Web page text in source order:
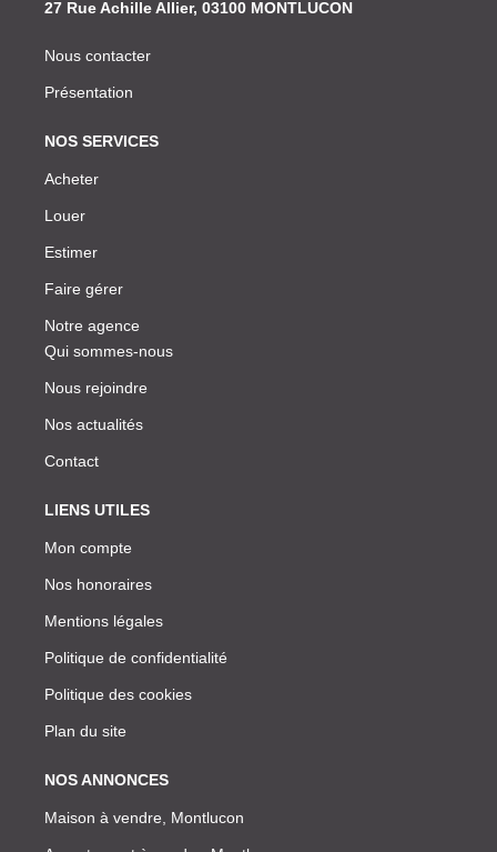
27 Rue Achille Allier, 03100 MONTLUCON
Nous contacter
Présentation
NOS SERVICES
Acheter
Louer
Estimer
Faire gérer
Notre agence
Qui sommes-nous
Nous rejoindre
Nos actualités
Contact
LIENS UTILES
Mon compte
Nos honoraires
Mentions légales
Politique de confidentialité
Politique des cookies
Plan du site
NOS ANNONCES
Maison à vendre, Montlucon